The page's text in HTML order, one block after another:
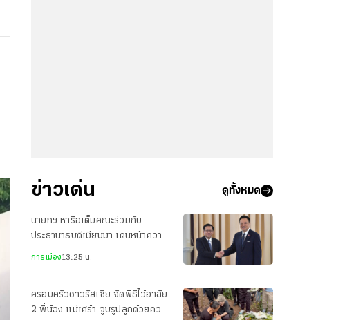
ข่าวเด่น ดูทั้งหมด
นายกฯ หารือเต็มคณะร่วมกับ
ประธานาธิบดีเมียนมา เดินหน้าความ
ร่วมมือทุกมิติ
การเมือง13:25 น.
ครอบครัวชาวรัสเซีย จัดพิธีไว้อาลัย
2 พี่น้อง แม่เศร้า จูบรูปลูกด้วยความ